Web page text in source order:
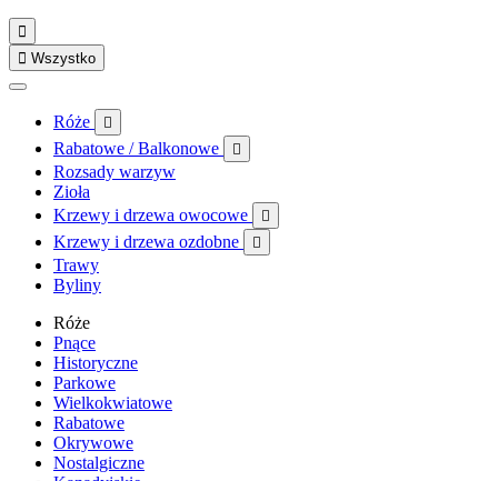

 Wszystko
Róże 
Rabatowe / Balkonowe 
Rozsady warzyw
Zioła
Krzewy i drzewa owocowe

Krzewy i drzewa ozdobne 
Trawy
Byliny
Róże
Pnące
Historyczne
Parkowe
Wielkokwiatowe
Rabatowe
Okrywowe
Nostalgiczne